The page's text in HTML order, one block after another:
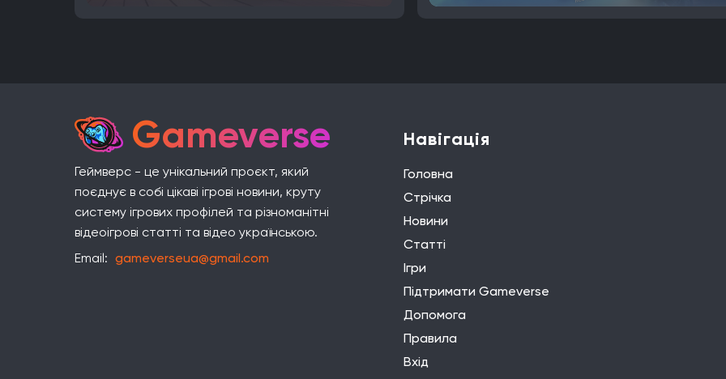
Gameverse
Геймверс - це унікальний проєкт, який
поєднує в собі цікаві ігрові новини, круту
систему ігрових профілей та різноманітні
відеоігрові статті та відео українською.
Email: gameverseua@gmail.com
Навігація
Головна
Стрічка
Новини
Статті
Ігри
Підтримати Gameverse
Допомога
Правила
Вхід